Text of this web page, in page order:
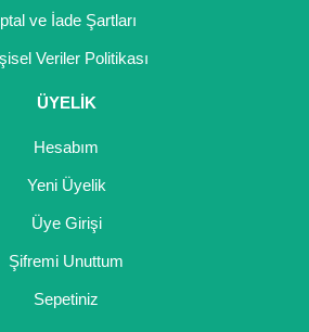
ve İade Şartları
Veriler Politikası
ÜYELİK
Hesabım
Yeni Üyelik
Üye Girişi
Şifremi Unuttum
Sepetiniz